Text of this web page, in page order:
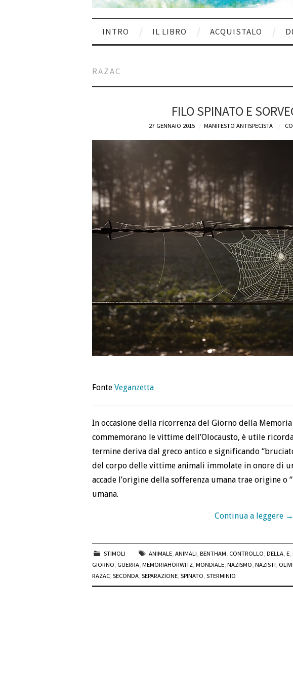
INTRO IL LIBRO ACQUISTALO
RAZAC
FILO SPINATO E
27 GENNAIO 2015 MANIFESTO ANTISPECISTA
Fonte Veganzetta
In occasione della ricorrenza del Giorno della
commemorano le vittime dell’Olocausto, è utile
termine deriva dal greco antico e significando
del corpo delle vittime animali immolate in onore di
accade l’origine della sofferenza umana trae origine o
umana.
Continua a leggere →
STIMOLI ANIMALE,ANIMALI,BENTHAM, CONTROLLO,DELLA,E,
GIORNO, GUERRA, MEMORIAHORWITZ, MONDIALE, NAZISMO, NAZISTI,
RAZAC, SECONDA, SEPARAZIONE, SPINATO, STERMINIO